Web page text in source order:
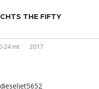
THE FIFTY
24 mt 2017